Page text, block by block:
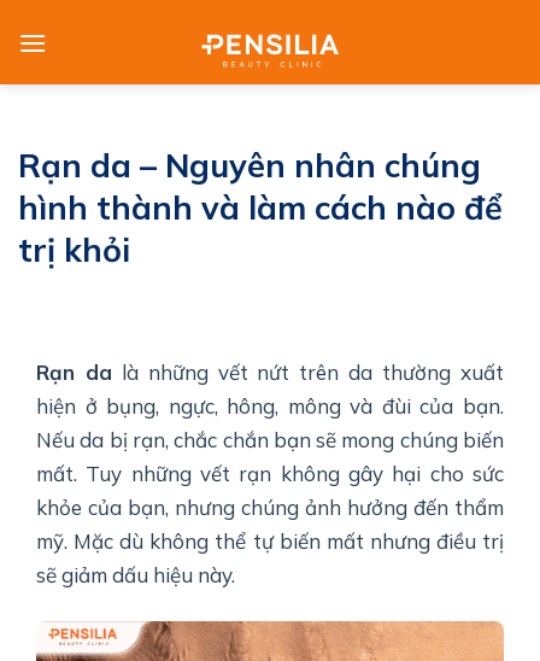
Rạn da – Nguyên nhân chúng
hình thành và làm cách nào để
trị khỏi
Rạn da là những vết nứt trên da thường xuất
hiện ở bụng, ngực, hông, mông và đùi của bạn.
Nếu da bị rạn, chắc chắn bạn sẽ mong chúng biến
mất. Tuy những vết rạn không gây hại cho sức
khỏe của bạn, nhưng chúng ảnh hưởng đến thẩm
mỹ. Mặc dù không thể tự biến mất nhưng điều trị
sẽ giảm dấu hiệu này.